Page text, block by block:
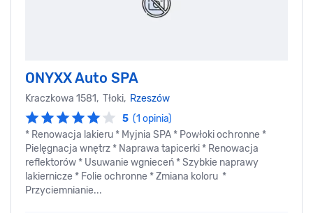
ONYXX Auto SPA
Kraczkowa 1581, Tłoki, Rzeszów
5 (1 opinia)
* Renowacja lakieru * Myjnia SPA * Powłoki ochronne *
Pielęgnacja wnętrz * Naprawa tapicerki * Renowacja
reflektorów * Usuwanie wgnieceń * Szybkie naprawy
lakiernicze * Folie ochronne * Zmiana koloru *
Przyciemnianie...